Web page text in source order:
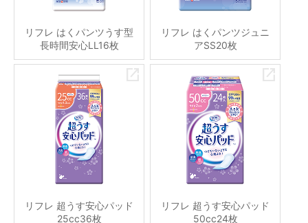
リフレ はくパンツうす型
長時間安心LL16枚
リフレ はくパンツジュニ
アSS20枚
リフレ 超うす安心パッド
25cc36枚
リフレ 超うす安心パッド
50cc24枚